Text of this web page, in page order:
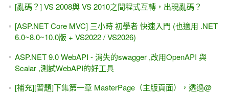
[亂碼？] VS 2008與 VS 2010之間程式互轉，出現亂碼？
[ASP.NET Core MVC] 三小時 初學者 快速入門 (也適用 .NET
6.0~8.0~10.0版 + VS2022 / VS2026)
ASP.NET 9.0 WebAPI - 消失的swagger ,改用OpenAPI 與
Scalar ,測試WebAPI的好工具
[補充][習題]下集第一章 MasterPage（主版頁面），透過@